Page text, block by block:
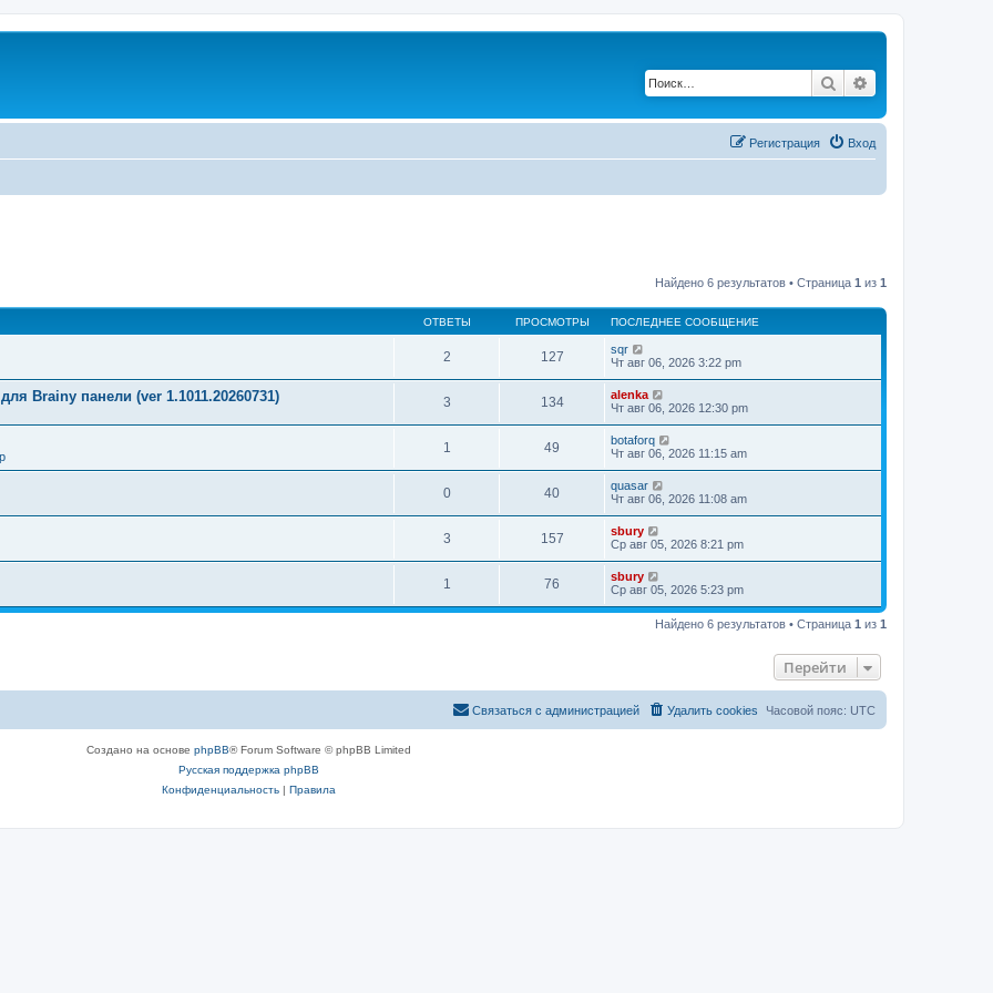
Поиск
Вход
Регистрация
Найдено 6 результатов • Страница 1 из 1
ОТВЕТЫ ПРОСМОТРЫ ПОСЛЕДНЕЕ СООБЩЕНИЕ
2 127
sqr
Чт авг 06, 2026 3:22 pm
Brainy панели (ver 1.1011.20260731) 3 134
alenka
Чт авг 06, 2026 12:30 pm
1 49
botaforq
Чт авг 06, 2026 11:15 am
0 40
quasar
Чт авг 06, 2026 11:08 am
3 157
sbury
Ср авг 05, 2026 8:21 pm
1 76
sbury
Ср авг 05, 2026 5:23 pm
Найдено 6 результатов • Страница 1 из 1
Перейти
Часовой пояс: UTC
Удалить cookies
Связаться с администрацией
Создано на основе phpBB® Forum Software © phpBB Limited
Русская поддержка phpBB
Конфиденциальность| Правила